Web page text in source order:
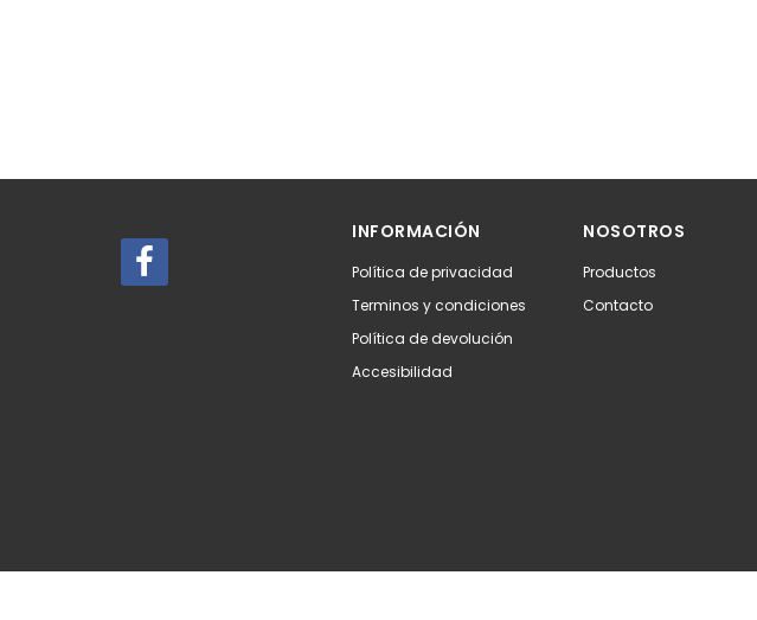
INFORMACIÓN
Política de privacidad
Terminos y condiciones
Política de devolución
Accesibilidad
NOSOTROS
Productos
Contacto